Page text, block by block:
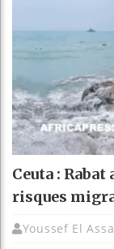
Ceuta :
risques
Youssef El